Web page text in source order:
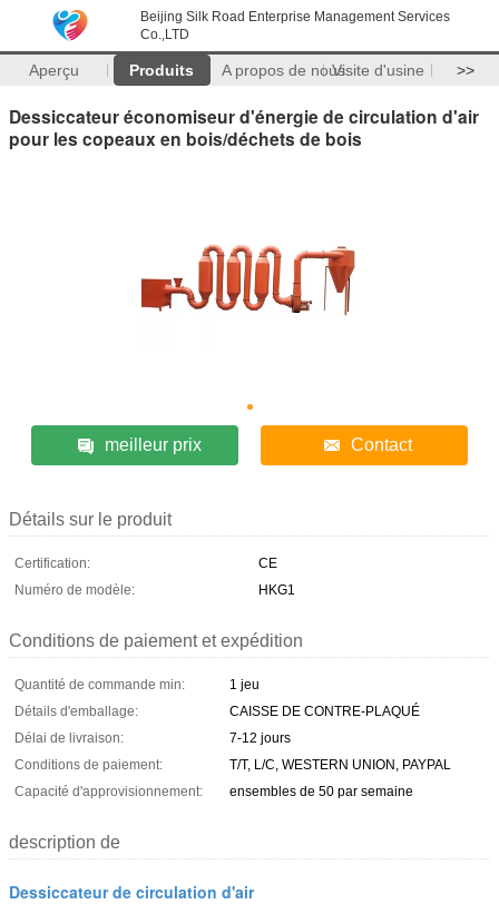
Beijing Silk Road Enterprise Management Services
Co.,LTD
Aperçu Produits A propos de nousVisite d'usine >>
Dessiccateur économiseur d'énergie de circulation d'air
pour les copeaux en bois/déchets de bois
meilleur prix Contact
Détails sur le produit
Certification:
CE
Numéro de modèle:
HKG1
Conditions de paiement et expédition
Quantité de commande min:
1 jeu
Détails d'emballage:
CAISSE DE CONTRE-PLAQUÉ
Délai de livraison:
7-12 jours
Conditions de paiement:
T/T, L/C, WESTERN UNION, PAYPAL
Capacité d'approvisionnement:
ensembles de 50 par semaine
description de
Dessiccateur de circulation d'air